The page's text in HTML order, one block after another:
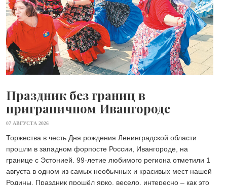
Праздник без границ в
приграничном Ивангороде
07 АВГУСТА 2026
Торжества в честь Дня рождения Ленинградской области
прошли в западном форпосте России, Ивангороде, на
границе с Эстонией. 99-летие любимого региона отметили 1
августа в одном из самых необычных и красивых мест нашей
Родины. Праздник прошёл ярко, весело, интересно – как это